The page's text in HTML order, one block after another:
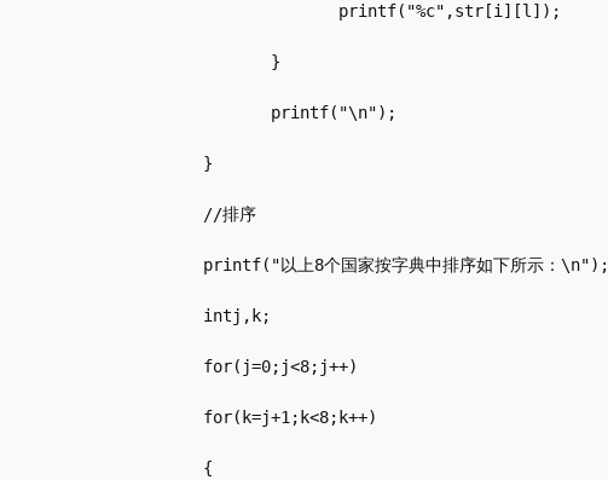
                     printf("%c",str[i][l]);
              }
              printf("\n");
       }
       //排序
       printf("以上8个国家按字典中排序如下所示：\n");
       intj,k;
       for(j=0;j<8;j++)
       for(k=j+1;k<8;k++)
       {